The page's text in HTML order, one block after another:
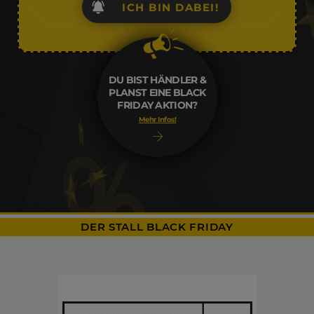
DU BIST HÄNDLER &
PLANST EINE BLACK
FRIDAY AKTION?
Mehr Infos!
ICH BIN DABEI!
DER STALL BLACK FRIDAY